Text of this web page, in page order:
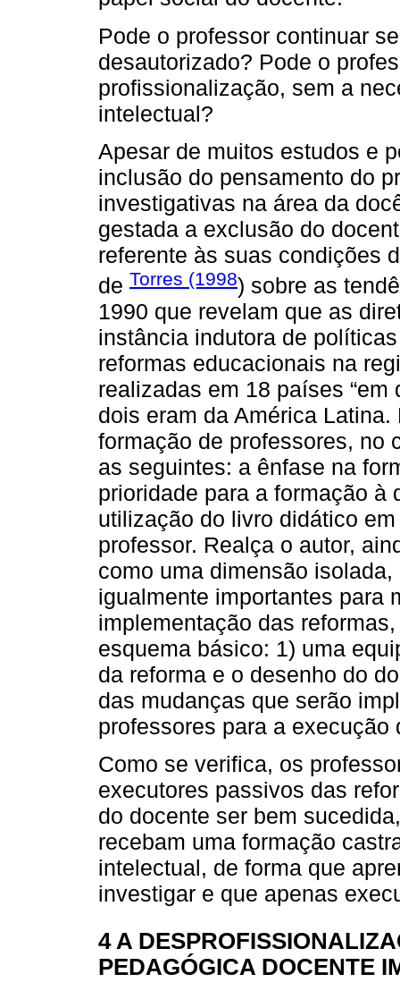
Pode o professor continuar
desautorizado? Pode o
profissionalização, sem a
intelectual?
Apesar de muitos estudos e
inclusão do pensamento do
investigativas na área da
gestada a exclusão do
referente às suas condições
de Torres (1998) sobre as
1990 que revelam que as
instância indutora de
reformas educacionais na
realizadas em 18 países
dois eram da América
formação de professores, no
as seguintes: a ênfase na
prioridade para a formação à
utilização do livro didático
professor. Realça o autor,
como uma dimensão
igualmente importantes para
implementação das
esquema básico: 1) uma
da reforma e o desenho do
das mudanças que serão
professores para a execução
Como se verifica, os
executores passivos das
do docente ser bem
recebam uma formação
intelectual, de forma que
investigar e que apenas
4 A
PEDAGÓGICA DOCENTE